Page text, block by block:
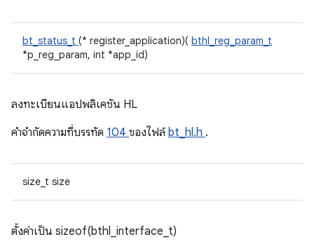
bt_status_t (* register_application)( bthl_reg_param_t
*p_reg_param, int *app_id)
ลงทะเบียนแอปพลิเคชัน HL
คําจํากัดความที่บรรทัด 104 ของไฟล์bt_hl.h .
size_t size
ตั้งค่าเป็น sizeof(bthl_interface_t)